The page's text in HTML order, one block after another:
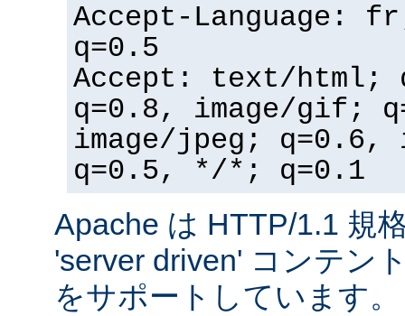
Accept-Language:
q=0.5
Accept: text/html;
q=0.8, image/gif;
image/jpeg; q=0.6,
q=0.5, */*; q=0.1
Apache は HTTP/1.1 規
'server driven' コンテン
をサポートしています